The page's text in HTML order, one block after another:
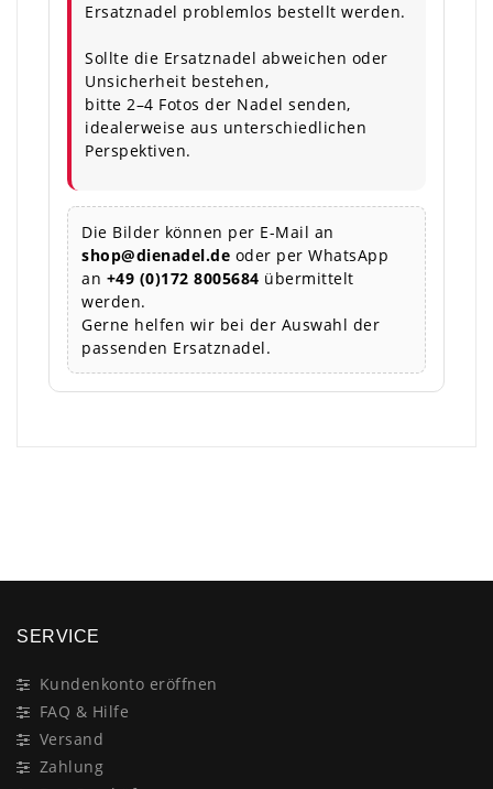
Ersatznadel problemlos bestellt werden.
Sollte die Ersatznadel abweichen oder
Unsicherheit bestehen,
bitte 2–4 Fotos der Nadel senden,
idealerweise aus unterschiedlichen
Perspektiven.
Die Bilder können per E-Mail an
shop@dienadel.de oder per WhatsApp
an +49 (0)172 8005684 übermittelt
werden.
Gerne helfen wir bei der Auswahl der
passenden Ersatznadel.
SERVICE
Kundenkonto eröffnen
FAQ & Hilfe
Versand
Zahlung